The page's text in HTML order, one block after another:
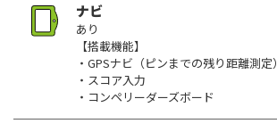
ナビ
あり
【搭載機能】
・GPSナビ（ピンまでの残り距離測定）
・スコア入力
・コンペリーダーズボード